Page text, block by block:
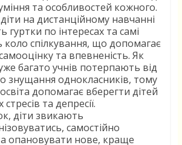
та особливостей кожного.
на дистанційному навчанні
гуртки по інтересах та самі
спілкування, що допомагає
та впевненість. Як
багато учнів потерпають від
знущання однокласників, тому
допомагає вберегти дітей
стресів та депресії.
діти звикають
самостійно
опановувати нове, краще